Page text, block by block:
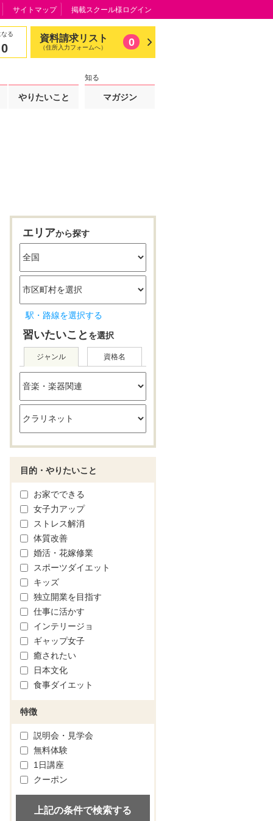
る
0
資料請求リスト
（住所入力フォームへ） 0
やりたいこと
知る
マガジン
サイトマップ 掲載スクール様ログイン
エリアから探す
駅・路線を選択する
習いたいこと を選択
ジャンル 資格名
目的・やりたいこと
お家でできる
女子力アップ
ストレス解消
体質改善
婚活・花嫁修業
スポーツダイエット
キッズ
独立開業を目指す
仕事に活かす
インテリージョ
ギャップ女子
癒されたい
日本文化
食事ダイエット
特徴
説明会・見学会
無料体験
1日講座
クーポン